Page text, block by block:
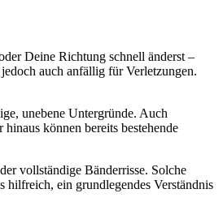
Deine Richtung schnell änderst –
auch anfällig für Verletzungen.
unebene Untergründe. Auch
können bereits bestehende
vollständige Bänderrisse. Solche
hilfreich, ein grundlegendes Verständnis